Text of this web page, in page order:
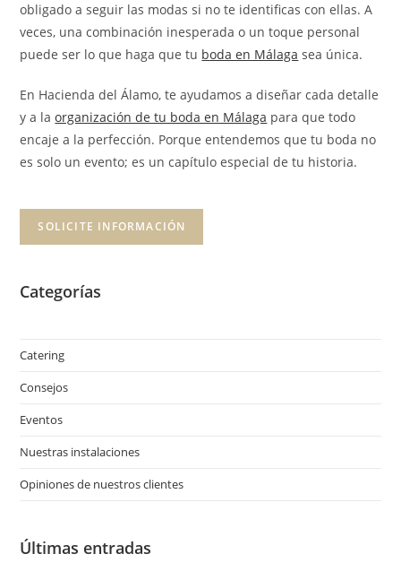
obligado a seguir las modas si no te identificas con ellas. A
veces, una combinación inesperada o un toque personal
puede ser lo que haga que tu boda en Málaga sea única.
En Hacienda del Álamo, te ayudamos a diseñar cada detalle
y a laorganización de tu boda en Málaga para que todo
encaje a la perfección. Porque entendemos que tu boda no
es solo un evento; es un capítulo especial de tu historia.
SOLICITE INFORMACIÓN
Categorías
Catering
Consejos
Eventos
Nuestras instalaciones
Opiniones de nuestros clientes
Últimas entradas